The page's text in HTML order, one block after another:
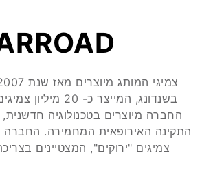
בשנדונג, המייצר כ-
החברה מיוצרים בטכנולוגיה
התקינה האירופאית המחמירה.
צמיגים "ירוקים", המצטיינים